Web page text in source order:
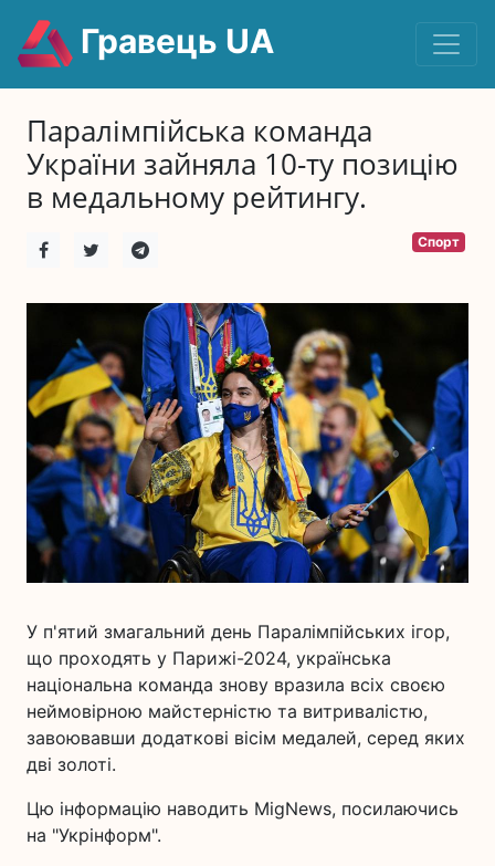
Гравець UA
Паралімпійська команда
України зайняла 10-ту позицію
в медальному рейтингу.
Спорт
У п'ятий змагальний день Паралімпійських ігор,
що проходять у Парижі-2024, українська
національна команда знову вразила всіх своєю
неймовірною майстерністю та витривалістю,
завоювавши додаткові вісім медалей, серед яких
дві золоті.
Цю інформацію наводить MigNews, посилаючись
на "Укрінформ".